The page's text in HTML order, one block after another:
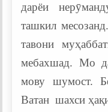
дарёи
ташкил
тавони
мебахшад. Мо
мову шумост.
Ватан шахси